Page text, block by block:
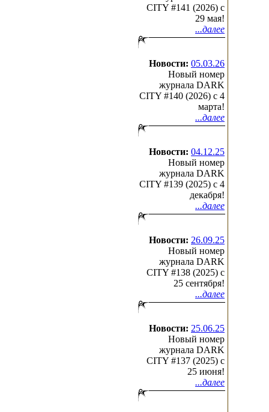
CITY #141 (2026) c
29 мая!
...далее
Новости: 05.03.26
Новый номер
журнала DARK
CITY #140 (2026) c 4
марта!
...далее
Новости: 04.12.25
Новый номер
журнала DARK
CITY #139 (2025) c 4
декабря!
...далее
Новости: 26.09.25
Новый номер
журнала DARK
CITY #138 (2025) c
25 сентября!
...далее
Новости: 25.06.25
Новый номер
журнала DARK
CITY #137 (2025) c
25 июня!
...далее